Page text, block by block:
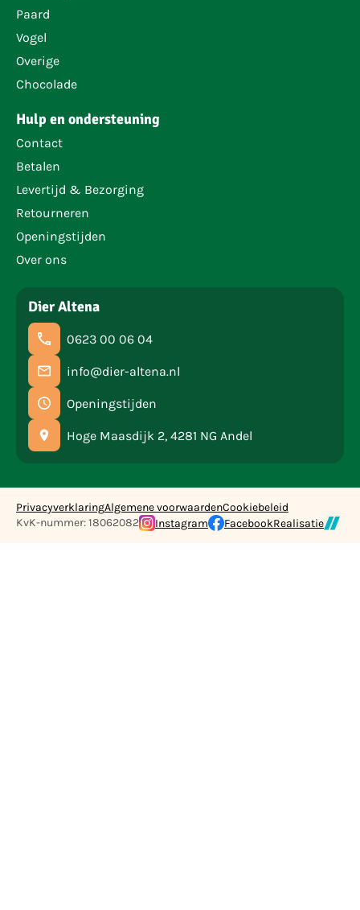
Paard
Vogel
Overige
Chocolade
Hulp en ondersteuning
Contact
Betalen
Levertijd & Bezorging
Retourneren
Openingstijden
Over ons
Dier Altena
0623 00 06 04
info@dier-altena.nl
Openingstijden
Hoge Maasdijk 2, 4281 NG Andel
PrivacyverklaringAlgemene voorwaardenCookiebeleid
KvK-nummer: 18062082
Instagram FacebookRealisatie